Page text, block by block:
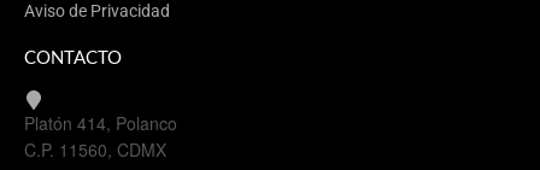
Aviso de Privacidad
CONTACTO
Platón 414, Polanco
C.P. 11560, CDMX